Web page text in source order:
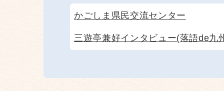
かごしま県民交流センター
三遊亭兼好インタビュー(落語de九